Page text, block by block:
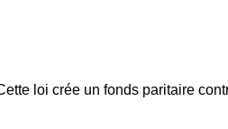
loi crée un fonds paritaire